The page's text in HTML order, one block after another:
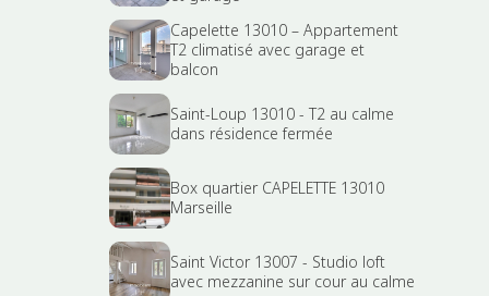
Capelette 13010 – Appartement
T2 climatisé avec garage et
balcon
Saint-Loup 13010 - T2 au calme
dans résidence fermée
Box quartier CAPELETTE 13010
Marseille
Saint Victor 13007 - Studio loft
avec mezzanine sur cour au calme